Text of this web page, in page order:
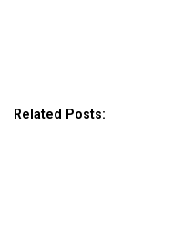
Related Posts: